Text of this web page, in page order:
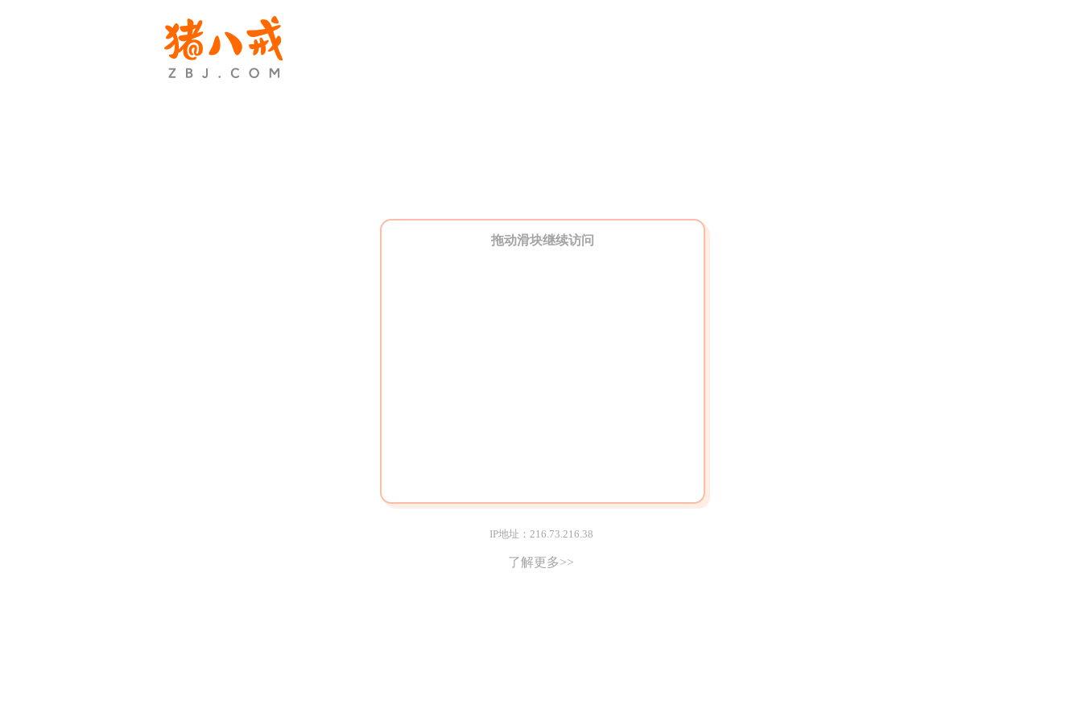
拖动滑块继续访问
IP地址：216.73.216.38
了解更多>>